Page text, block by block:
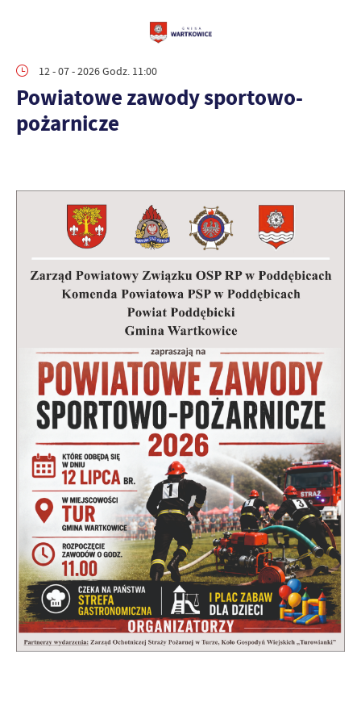
12 - 07 - 2026 Godz. 11:00
Powiatowe zawody sportowo-
pożarnicze